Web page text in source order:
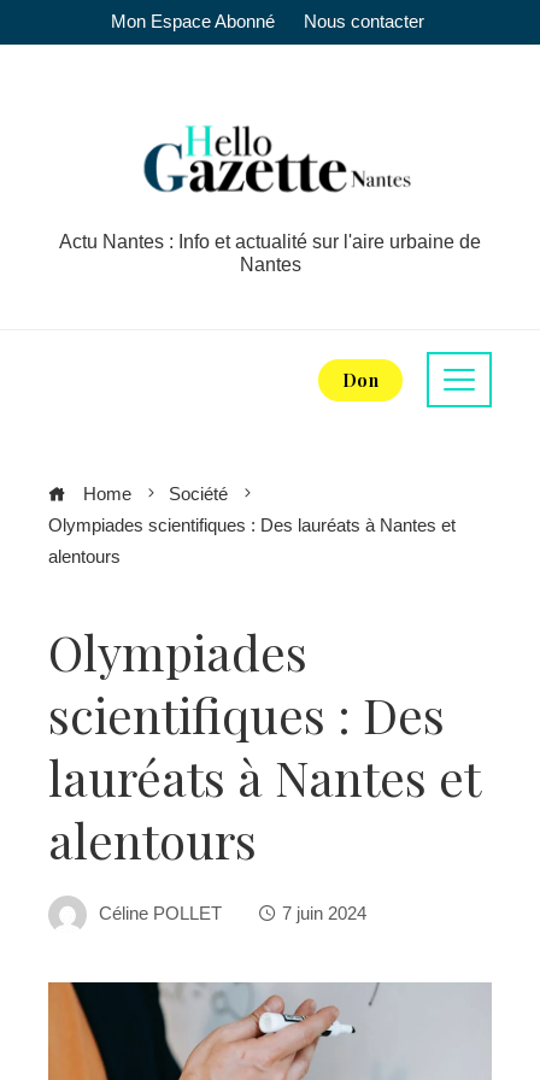
Mon Espace Abonné Nous contacter
Actu Nantes : Info et actualité sur l'aire urbaine de
Nantes
Don
Home
Société
Olympiades scientifiques : Des lauréats à Nantes et
alentours
Olympiades
scientifiques : Des
lauréats à Nantes et
alentours
Céline POLLET 7 juin 2024